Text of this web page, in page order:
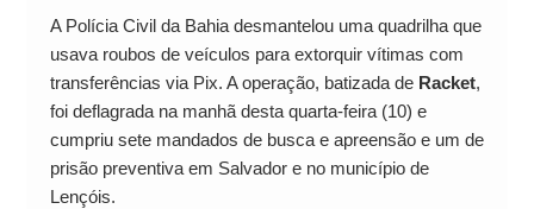
A Polícia Civil da Bahia desmantelou uma quadrilha que
usava roubos de veículos para extorquir vítimas com
transferências via Pix. A operação, batizada de Racket,
foi deflagrada na manhã desta quarta-feira (10) e
cumpriu sete mandados de busca e apreensão e um de
prisão preventiva em Salvador e no município de
Lençóis.